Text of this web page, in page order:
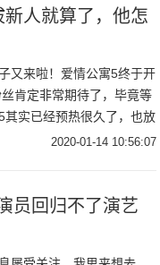
新人就算了，他怎
又来啦！爱情公寓5终于开
肯定非常期待了，毕竟等
其实已经预热很久了，也放
，我们可以从中发现很多
2020-01-14 10:56:07
员回归不了演艺